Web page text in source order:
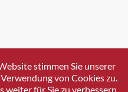
stimmen Sie unserer
von Cookies zu.
weiter für Sie zu verbessern.